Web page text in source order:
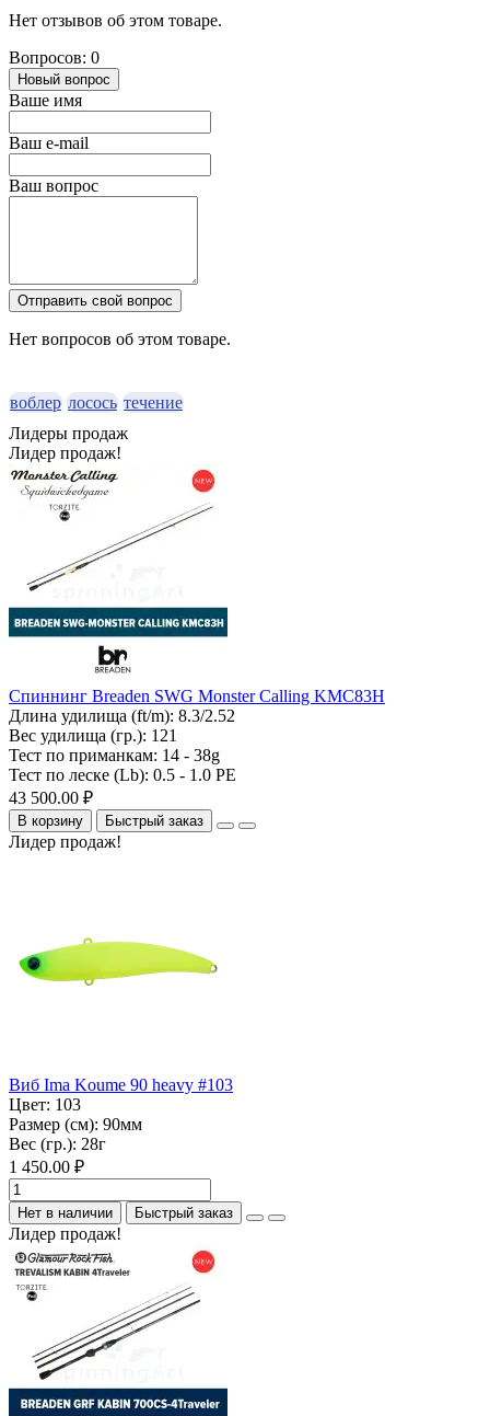
Нет отзывов об этом товаре.
Вопросов: 0
Новый вопрос
Ваше имя
Ваш e-mail
Ваш вопрос
Отправить свой вопрос
Нет вопросов об этом товаре.
воблер лосось течение
Лидеры продаж
Лидер продаж!
Спиннинг Breaden SWG Monster Calling KMC83H
Длина удилища (ft/m): 8.3/2.52
Вес удилища (гр.): 121
Тест по приманкам: 14 - 38g
Тест по леске (Lb): 0.5 - 1.0 PE
43 500.00 ₽
В корзину Быстрый заказ
Лидер продаж!
Виб Ima Koume 90 heavy #103
Цвет: 103
Размер (см): 90мм
Вес (гр.): 28г
1 450.00 ₽
Нет в наличии Быстрый заказ
Лидер продаж!